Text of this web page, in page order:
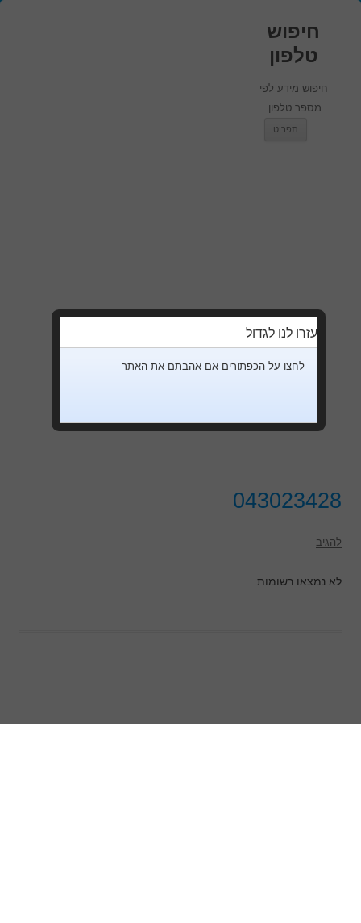
חיפוש
טלפון
חיפוש מידע לפי
מספר טלפון.
תפריט
043023428
להגיב
לא נמצאו רשומות.
עזרו לנו לגדול
לחצו על הכפתורים אם אהבתם את האתר